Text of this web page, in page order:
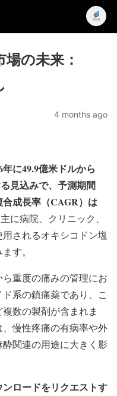
の未来：
4 months ago
年に49.9億米ドルから
見込みで、予測期間
合成長率（CAGR）は
に病院、クリニック、
されるオキシコドン塩
す。
重度の痛みの管理にお
系の鎮痛薬であり、こ
数の製剤が含まれま
慢性疼痛の有病率や外
関連の用途に大きく影
ロードをリクエストす